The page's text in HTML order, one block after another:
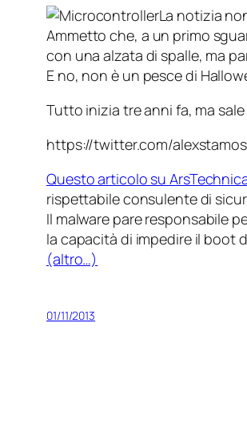
La notizia
Ammetto che, a un primo
con una alzata di spalle, ma
E no, non è un pesce di
Tutto inizia tre anni fa, ma
https://twitter.com/
Questo articolo su
rispettabile consulente di
Il malware pare responsabile
la capacità di impedire il boot
(altro…)
01/11/2013